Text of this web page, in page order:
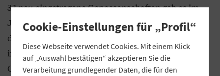
33 neu eingetragene Genossenschaften gab es im
Jahr 2024. Die Genossenschaftsidee in Bayern ist
demnach weiterhin eine Erfolgsgeschichte. Gerade
im Bereich der Erneuerbaren Energien hat sich der
Gründungsboom fortgesetzt: 23 der neu
Cookie-Einstellungen für „Profil“
Diese Webseite verwendet Cookies. Mit einem Klick
auf „Auswahl bestätigen“ akzeptieren Sie die
Verarbeitung grundlegender Daten, die für den